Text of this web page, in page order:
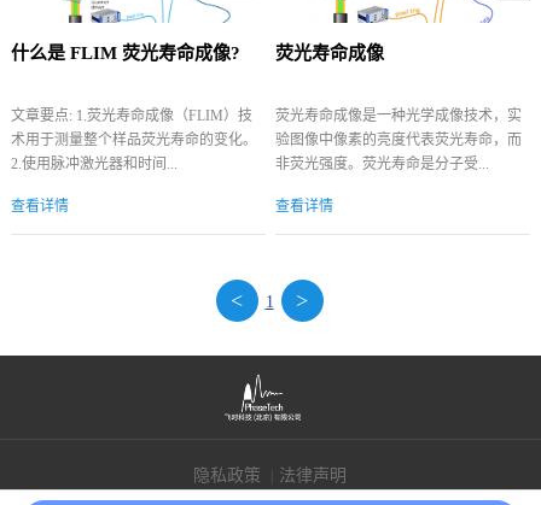
什么是 FLIM 荧光寿命成像?
文章要点: 1.荧光寿命成像（FLIM）技
术用于测量整个样品荧光寿命的变化。
2.使用脉冲激光器和时间...
查看详情
荧光寿命成像
荧光寿命成像是一种光学成像技术，实
验图像中像素的亮度代表荧光寿命，而
非荧光强度。荧光寿命是分子受...
查看详情
< 1 >
隐私政策 法律声明